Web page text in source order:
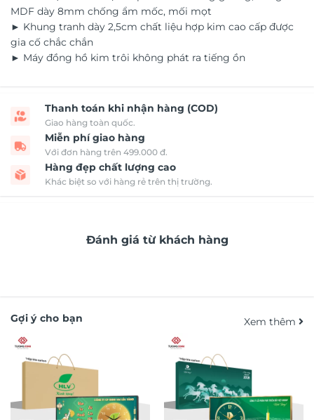
MDF dày 8mm chống ẩm mốc, mối mọt
► Khung tranh dày 2,5cm chất liệu hợp kim cao cấp được
gia cố chắc chắn
► Máy đồng hồ kim trôi không phát ra tiếng ồn
Thanh toán khi nhận hàng (COD)
Giao hàng toàn quốc.
Miễn phí giao hàng
Với đơn hàng trên 499.000 đ.
Hàng đẹp chất lượng cao
Khác biệt so với hàng rẻ trên thị trường.
Đánh giá từ khách hàng
Gợi ý cho bạn Xem thêm